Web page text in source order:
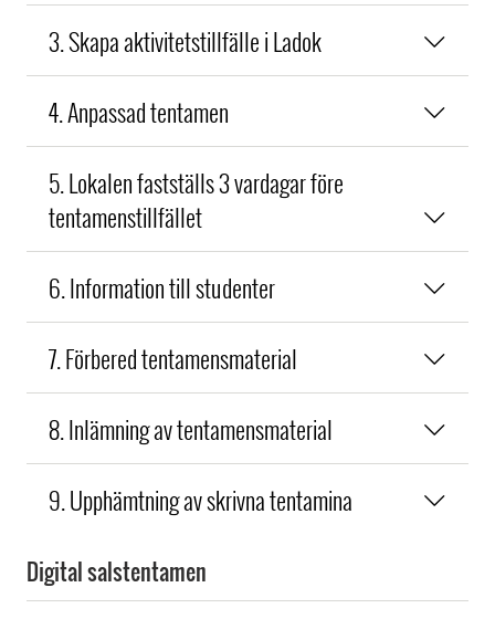
3. Skapa aktivitetstillfälle i Ladok
4. Anpassad tentamen
5. Lokalen fastställs 3 vardagar före
tentamenstillfället
6. Information till studenter
7. Förbered tentamensmaterial
8. Inlämning av tentamensmaterial
9. Upphämtning av skrivna tentamina
Digital salstentamen